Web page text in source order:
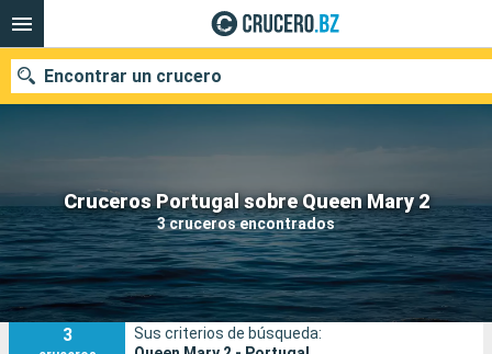
Cruceros Portugal sobre Queen Mary 2
3 cruceros encontrados
Encontrar un crucero
Nuestros destinos
Fecha de salida
Puertos Compañías
3
Sus criterios de búsqueda: